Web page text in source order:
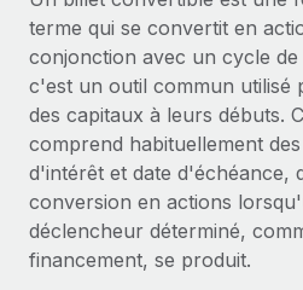
Gestion des freelances
Intégrez et gérez vos
PEO
Sous-traitez les opérations
INFRASTRUCTURE
Intégration Remote
Intégrez vos RH aux flux de
Comparer Remote
Examinez notre service par
CROISSANCE
Start-ups
Des solutions agiles et
paie des entreprises en
Entreprises intermédiaires
pays
Calculateur de paiement
Découvrez les devises
paiement pour vos freelances
APPRENDRE AVEC REMOTE
Recherche et guides
Nederlands
Français
Deutsch
Español
terme qui se convertit en
conjonction avec un cycle
c'est un outil commun
des capitaux à leurs débuts.
comprend habituellement
d'intérêt et date d'échéance,
conversion en actions
déclencheur déterminé,
financement, se produit.